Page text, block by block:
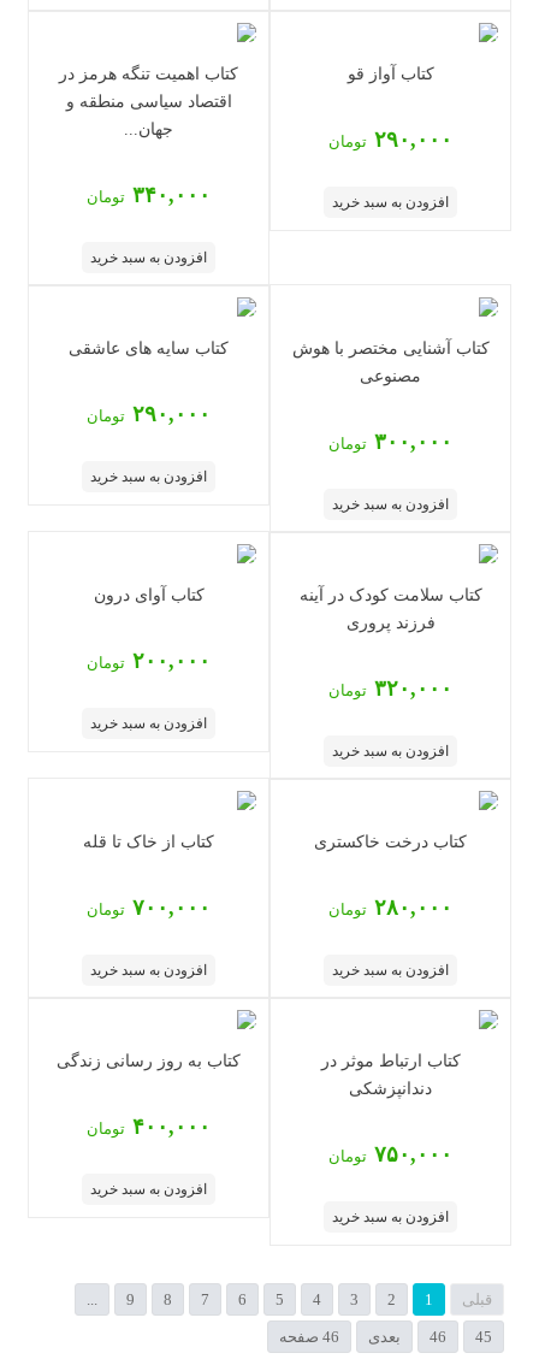
کتاب آواز قو
۲۹۰,۰۰۰ تومان
افزودن به سبد خرید
‏‫کتاب اهمیت تنگه هرمز در
اقتصاد سیاسی منطقه و
جهان...
۳۴۰,۰۰۰ تومان
افزودن به سبد خرید
کتاب آشنایی مختصر با هوش
مصنوعی
۳۰۰,۰۰۰ تومان
افزودن به سبد خرید
کتاب سایه های عاشقی
۲۹۰,۰۰۰ تومان
افزودن به سبد خرید
کتاب سلامت کودک در آینه
فرزند پروری
۳۲۰,۰۰۰ تومان
افزودن به سبد خرید
کتاب آوای درون
۲۰۰,۰۰۰ تومان
افزودن به سبد خرید
کتاب درخت خاکستری
۲۸۰,۰۰۰ تومان
افزودن به سبد خرید
کتاب از خاک تا قله
۷۰۰,۰۰۰ تومان
افزودن به سبد خرید
کتاب ارتباط موثر در
دندانپزشکی
۷۵۰,۰۰۰ تومان
افزودن به سبد خرید
کتاب به روز رسانی زندگی
۴۰۰,۰۰۰ تومان
افزودن به سبد خرید
قبلی 1
2
3
4
5
6
7
8
9
45
46 بعدی 46 صفحه